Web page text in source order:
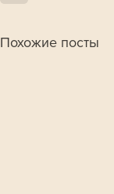
Похожие посты